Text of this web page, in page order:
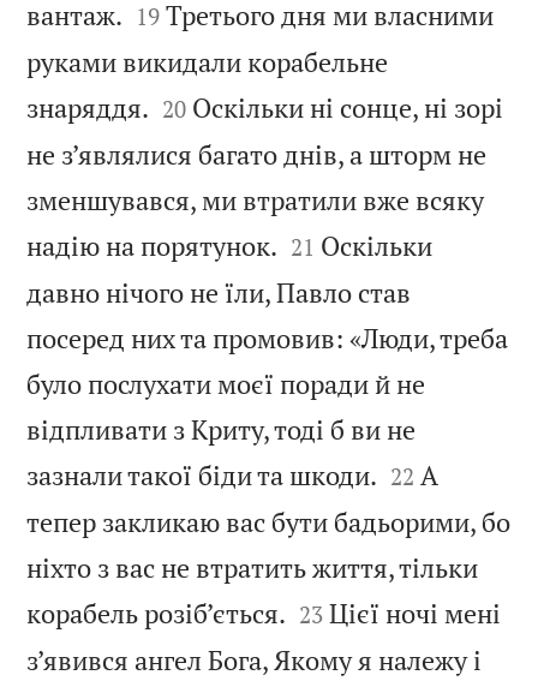
вантаж. 

19 Третього дня ми власними
руками викидали корабельне
знаряддя. 

20 Оскільки ні сонце, ні зорі
не з’являлися багато днів, а шторм не
зменшувався, ми втратили вже всяку
надію на порятунок. 

21 Оскільки
давно нічого не їли, Павло став
посеред них та промовив: «Люди, треба
було послухати моєї поради й не
відпливати з Криту, тоді б ви не
зазнали такої біди та шкоди. 

22 А
тепер закликаю вас бути бадьорими, бо
ніхто з вас не втратить життя, тільки
корабель розіб’ється. 

23 Цієї ночі мені
з’явився ангел Бога, Якому я належу і